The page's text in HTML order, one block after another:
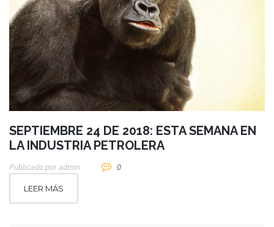
SEPTIEMBRE 24 DE 2018: ESTA SEMANA EN
LA INDUSTRIA PETROLERA
Publicado por Admin 0
LEER MÁS